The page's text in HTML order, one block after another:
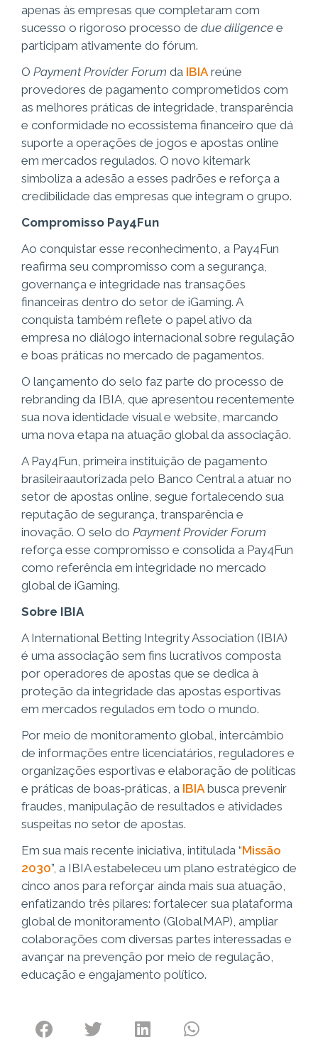
apenas às empresas que completaram com
sucesso o rigoroso processo de due diligence e
participam ativamente do fórum.
O Payment Provider Forum da IBIA reúne
provedores de pagamento comprometidos com
as melhores práticas de integridade, transparência
e conformidade no ecossistema financeiro que dá
suporte a operações de jogos e apostas online
em mercados regulados. O novo kitemark
simboliza a adesão a esses padrões e reforça a
credibilidade das empresas que integram o grupo.
Compromisso Pay4Fun
Ao conquistar esse reconhecimento, a Pay4Fun
reafirma seu compromisso com a segurança,
governança e integridade nas transações
financeiras dentro do setor de iGaming. A
conquista também reflete o papel ativo da
empresa no diálogo internacional sobre regulação
e boas práticas no mercado de pagamentos.
O lançamento do selo faz parte do processo de
rebranding da IBIA, que apresentou recentemente
sua nova identidade visual e website, marcando
uma nova etapa na atuação global da associação.
A Pay4Fun, primeira instituição de pagamento
brasileiraautorizada pelo Banco Central a atuar no
setor de apostas online, segue fortalecendo sua
reputação de segurança, transparência e
inovação. O selo do Payment Provider Forum
reforça esse compromisso e consolida a Pay4Fun
como referência em integridade no mercado
global de iGaming.
Sobre IBIA
A International Betting Integrity Association (IBIA)
é uma associação sem fins lucrativos composta
por operadores de apostas que se dedica à
proteção da integridade das apostas esportivas
em mercados regulados em todo o mundo.
Por meio de monitoramento global, intercâmbio
de informações entre licenciatários, reguladores e
organizações esportivas e elaboração de políticas
e práticas de boas‑práticas, a IBIA busca prevenir
fraudes, manipulação de resultados e atividades
suspeitas no setor de apostas.
Em sua mais recente iniciativa, intitulada “Missão
2030”, a IBIA estabeleceu um plano estratégico de
cinco anos para reforçar ainda mais sua atuação,
enfatizando três pilares: fortalecer sua plataforma
global de monitoramento (Global MAP), ampliar
colaborações com diversas partes interessadas e
avançar na prevenção por meio de regulação,
educação e engajamento político.